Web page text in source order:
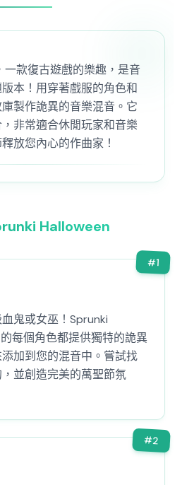
一款復古遊戲的樂趣，是音
本！用穿著戲服的角色和
製作詭異的音樂混音。它
非常適合休閒玩家和音樂
放您內心的作曲家！
Halloween
#1
鬼或女巫！Sprunki
每個角色都提供獨特的詭異
加到您的混音中。嘗試找
並創造完美的萬聖節氛
#2